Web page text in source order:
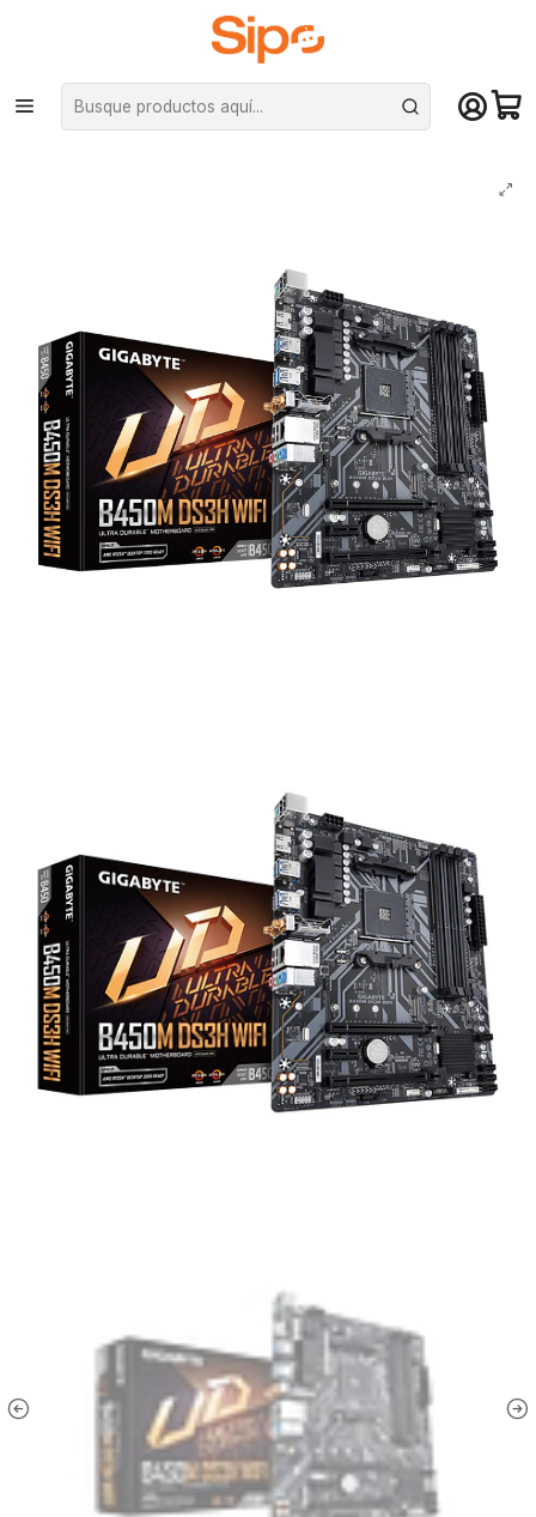
¡Compra hasta mediodía y recibe hoy! De lunes a sábado en el gran
Santiago. Envío gratis desde $29.990
Inicio Componentes PC Placas Madre AMD AM4
Placa Madre Gigabyte B450M DS3H WIFI, Socket AM4, Micro-ATX